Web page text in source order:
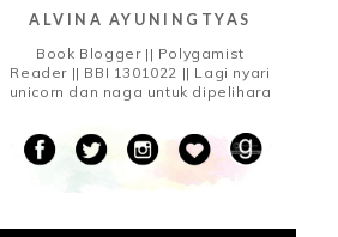
ALVINA AYUNINGTYAS
Book Blogger || Polygamist
Reader || BBI 1301022 || Lagi nyari
unicorn dan naga untuk dipelihara